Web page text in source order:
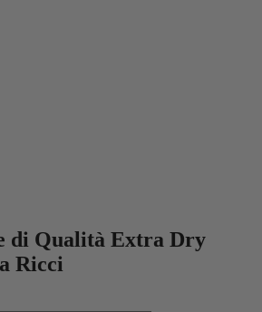
di Qualità Extra Dry
Ricci